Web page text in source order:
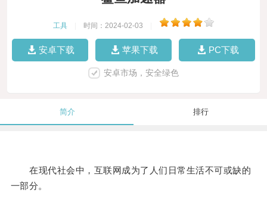
工具 时间：2024-02-03
安卓下载 苹果下载 PC下载
安卓市场，安全绿色
简介 排行
在现代社会中，互联网成为了人们日常生活不可或缺的
一部分。